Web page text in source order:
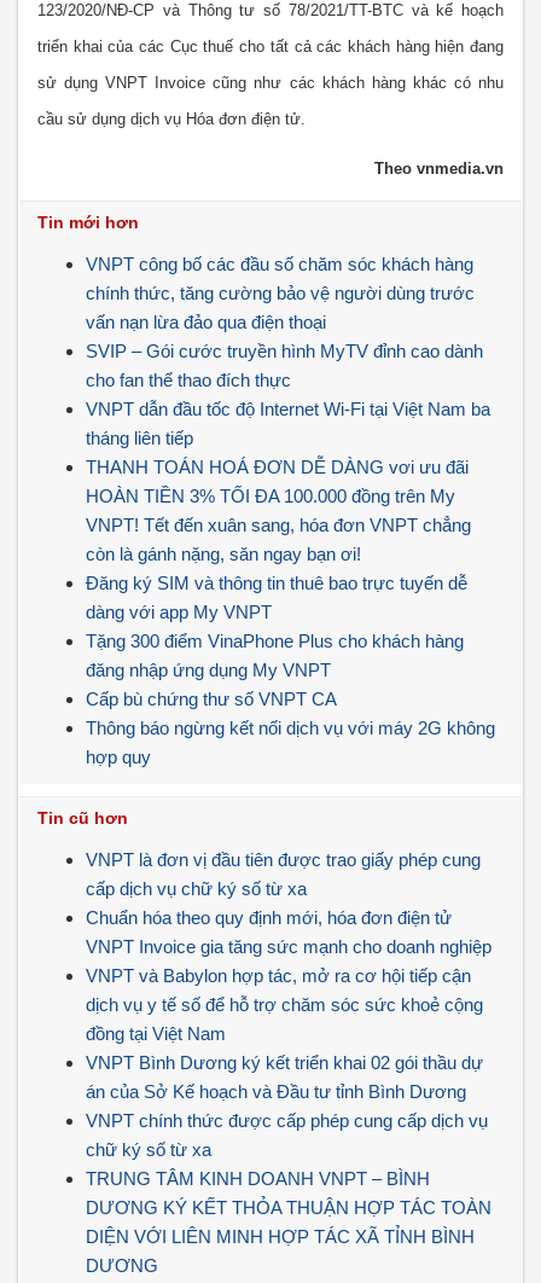
123/2020/NĐ-CP và Thông tư số 78/2021/TT-BTC và kế hoạch
triển khai của các Cục thuế cho tất cả các khách hàng hiện đang
sử dụng VNPT Invoice cũng như các khách hàng khác có nhu
cầu sử dụng dịch vụ Hóa đơn điện tử.
Theo vnmedia.vn
Tin mới hơn
VNPT công bố các đầu số chăm sóc khách hàng
chính thức, tăng cường bảo vệ người dùng trước
vấn nạn lừa đảo qua điện thoại
SVIP – Gói cước truyền hình MyTV đỉnh cao dành
cho fan thể thao đích thực
VNPT dẫn đầu tốc độ Internet Wi-Fi tại Việt Nam ba
tháng liên tiếp
THANH TOÁN HOÁ ĐƠN DỄ DÀNG vơi ưu đãi
HOÀN TIỀN 3% TỐI ĐA 100.000 đồng trên My
VNPT! Tết đến xuân sang, hóa đơn VNPT chẳng
còn là gánh nặng, săn ngay bạn ơi!
Đăng ký SIM và thông tin thuê bao trực tuyến dễ
dàng với app My VNPT
Tặng 300 điểm VinaPhone Plus cho khách hàng
đăng nhập ứng dụng My VNPT
Cấp bù chứng thư số VNPT CA
Thông báo ngừng kết nối dịch vụ với máy 2G không
hợp quy
Tin cũ hơn
VNPT là đơn vị đầu tiên được trao giấy phép cung
cấp dịch vụ chữ ký số từ xa
Chuẩn hóa theo quy định mới, hóa đơn điện tử
VNPT Invoice gia tăng sức mạnh cho doanh nghiệp
VNPT và Babylon hợp tác, mở ra cơ hội tiếp cận
dịch vụ y tế số để hỗ trợ chăm sóc sức khoẻ cộng
đồng tại Việt Nam
VNPT Bình Dương ký kết triển khai 02 gói thầu dự
án của Sở Kế hoạch và Đầu tư tỉnh Bình Dương
VNPT chính thức được cấp phép cung cấp dịch vụ
chữ ký số từ xa
TRUNG TÂM KINH DOANH VNPT – BÌNH
DƯƠNG KÝ KẾT THỎA THUẬN HỢP TÁC TOÀN
DIỆN VỚI LIÊN MINH HỢP TÁC XÃ TỈNH BÌNH
DƯƠNG